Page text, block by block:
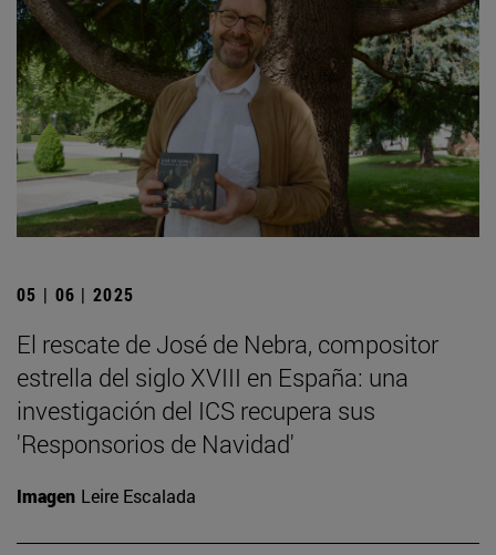
05 | 06 | 2025
El rescate de José de Nebra, compositor
estrella del siglo XVIII en España: una
investigación del ICS recupera sus
'Responsorios de Navidad'
Imagen Leire Escalada